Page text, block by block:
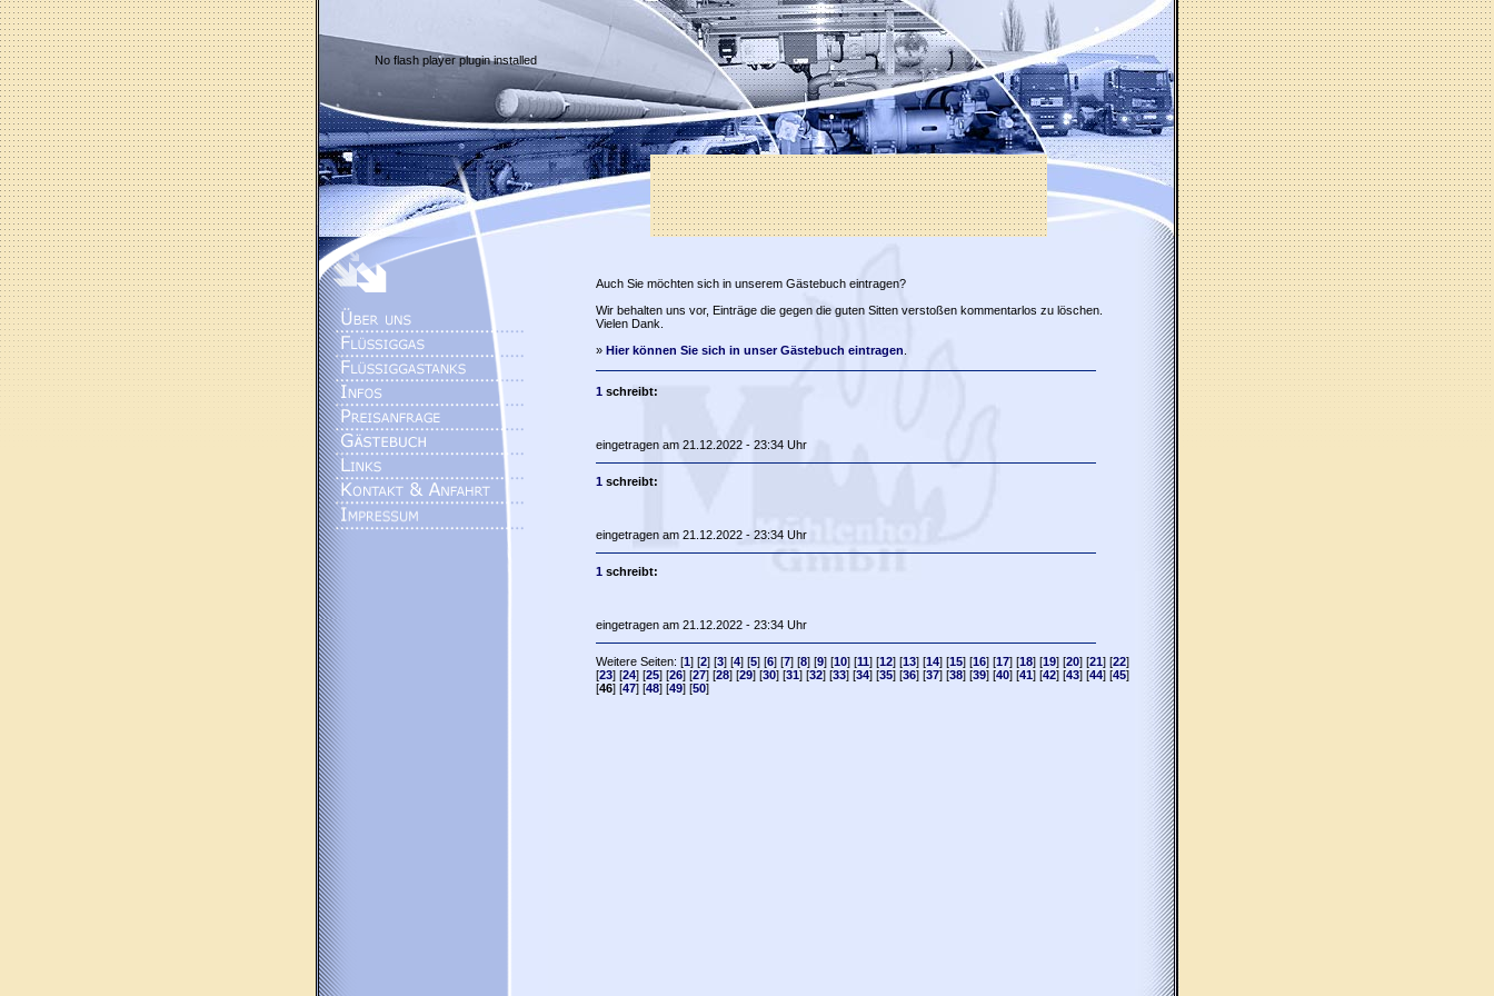
No flash player plugin installed
Auch Sie möchten sich in unserem Gästebuch eintragen?
Wir behalten uns vor, Einträge die gegen die guten Sitten verstoßen kommentarlos zu löschen.
Vielen Dank.
» Hier können Sie sich in unser Gästebuch eintragen
1schreibt:
eingetragen am 21.12.2022 - 23:34 Uhr
1schreibt:
eingetragen am 21.12.2022 - 23:34 Uhr
1schreibt:
eingetragen am 21.12.2022 - 23:34 Uhr
Weitere Seiten: [1] [2] [3] [4] [5] [6] [7] [8] [9] [10] [11] [12] [13] [14] [15] [16] [17] [18] [19] [20] [21] [22]
[23] [24] [25] [26] [27] [28] [29] [30] [31] [32] [33] [34] [35] [36] [37] [38] [39] [40] [41] [42] [43] [44] [45]
[46] [47] [48] [49] [50]